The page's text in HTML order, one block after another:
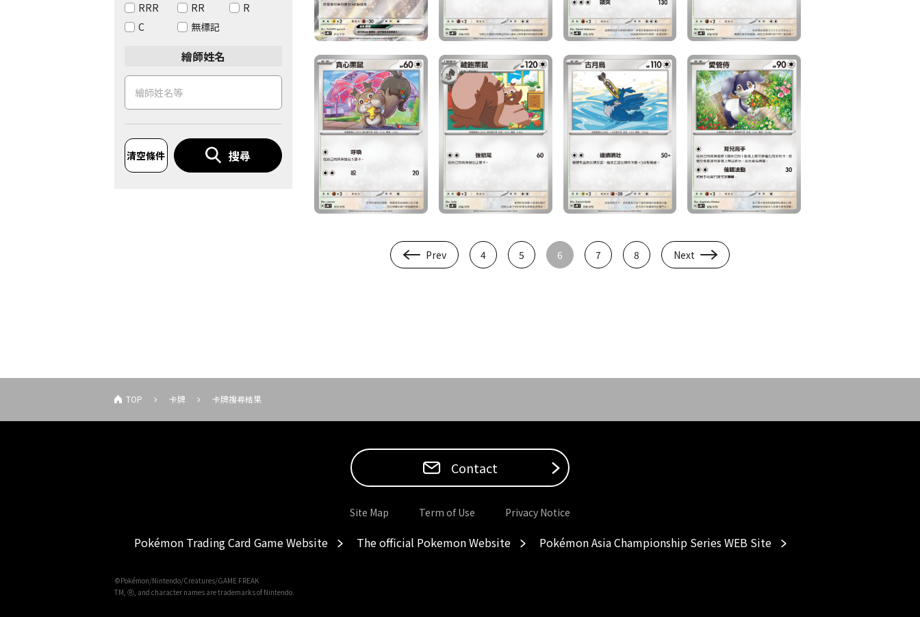
RRR
RR
R
C
無標記
繪師姓名
清空條件 搜尋
Prev 4 5 6 7 8 Next
TOP 卡牌 卡牌搜尋結果
Contact
Site Map Term of Use Privacy Notice
Pokémon Trading Card Game Website The official Pokemon Website Pokémon Asia Championship Series WEB Site
©Pokémon/Nintendo/Creatures/GAME FREAK
TM, Ⓡ, and character names are trademarks of Nintendo.